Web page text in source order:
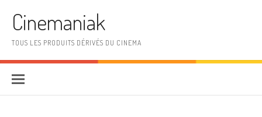
Cinemaniak
TOUS LES PRODUITS DÉRIVÉS DU CINEMA